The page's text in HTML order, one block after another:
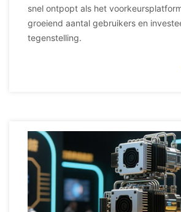
snel ontpopt als het
groeiend aantal gebruikers en
tegenstelling.